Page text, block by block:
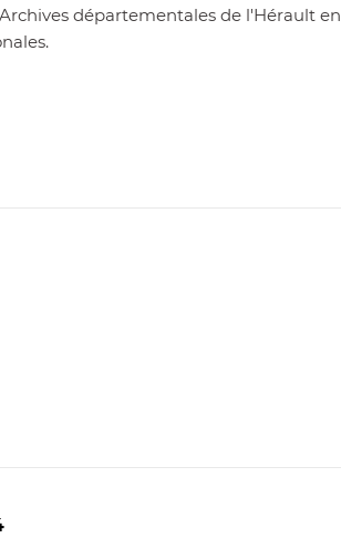
départementales de l'Hérault en